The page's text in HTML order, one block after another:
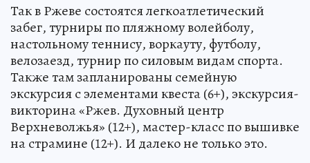
Так в Ржеве состоятся легкоатлетический
забег, турниры по пляжному волейболу,
настольному теннису, воркауту, футболу,
велозаезд, турнир по силовым видам спорта.
Также там запланированы семейную
экскурсия с элементами квеста (6+), экскурсия-
викторина «Ржев. Духовный центр
Верхневолжья» (12+), мастер-класс по вышивке
на страмине (12+). И далеко не только это.